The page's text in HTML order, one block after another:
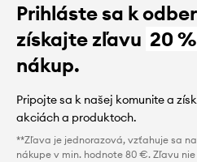
Prihláste sa k
získajte zľavu 20 %
nákup.
Pripojte sa k našej komunite a
akciách a produktoch.
**Zľava je jednorazová, vzťahuje sa
nákupe v min. hodnote 80 €. Zľavu